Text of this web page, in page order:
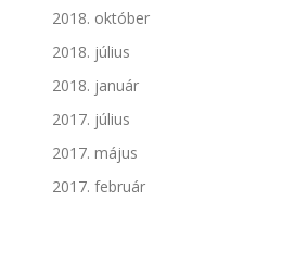
2018. október
2018. július
2018. január
2017. július
2017. május
2017. február